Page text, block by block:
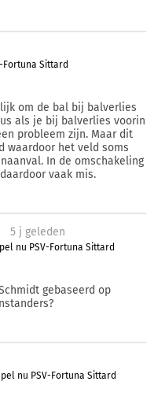
Fortuna Sittard
om de bal bij balverlies
als je bij balverlies voorin
probleem zijn. Maar dit
waardoor het veld soms
In de omschakeling
vaak mis.
5 j geleden
nu PSV-Fortuna Sittard
gebaseerd op
nu PSV-Fortuna Sittard